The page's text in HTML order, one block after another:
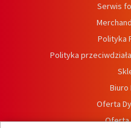
Serwis
Polityka
Polityka
Biuro
Oferta
Oferta